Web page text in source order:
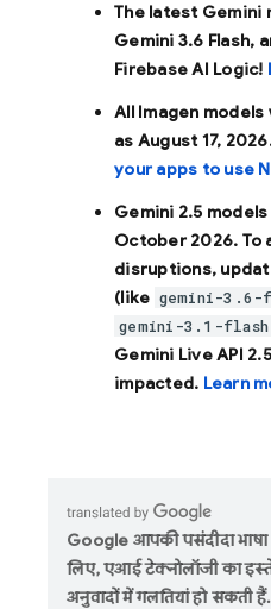
The latest Gemini
Gemini 3.6 Flash,
Firebase AI Logic!
All Imagen
as August 17, 2026
your apps to use
Gemini 2.5
October 2026. To
disruptions,
(like gemini-3.6-
gemini-3.1-
Gemini Live API
impacted. Learn
Google आपकी पसंदीदा
लिए, एआई टेक्नोलॉजी का
अनुवादों में गलतियां हो सकती हैं.